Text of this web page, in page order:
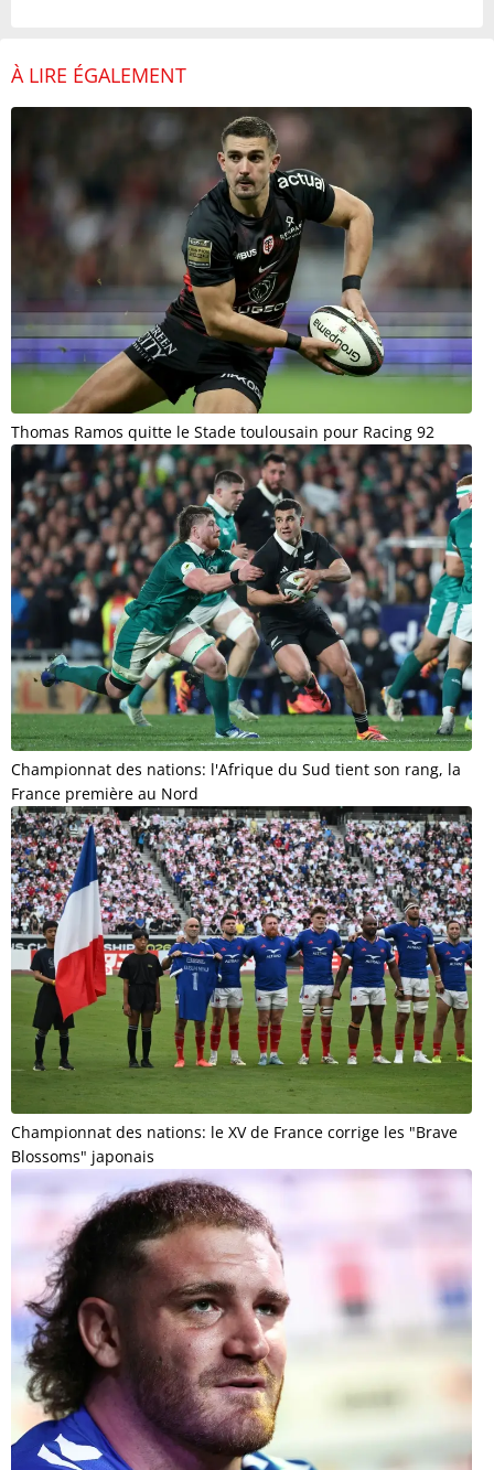
À LIRE ÉGALEMENT
Thomas Ramos quitte le Stade toulousain pour Racing 92
Championnat des nations: l'Afrique du Sud tient son rang, la
France première au Nord
Championnat des nations: le XV de France corrige les "Brave
Blossoms" japonais